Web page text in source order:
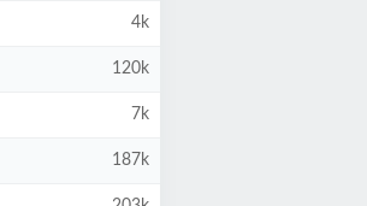
4k
120k
7k
187k